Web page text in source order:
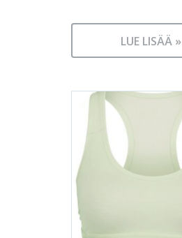
LUE LISÄÄ »